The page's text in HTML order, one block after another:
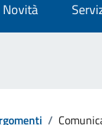
Novità
/